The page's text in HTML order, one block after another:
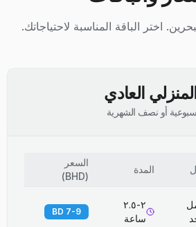
اختر الباقة المناسبة لاحتياجاتك.
العادي
أو نصف الشهرية
المدة
السعر
(
BHD
)
٢-٢.٥
ساعة
7-9 BD